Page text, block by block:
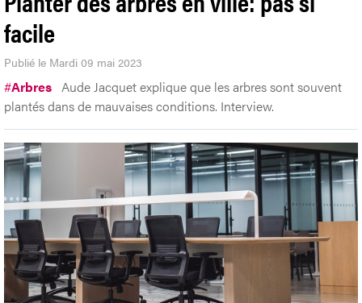
facile
Publié le Mardi 09 mai 2023
#Arbres Aude Jacquet explique que les arbres sont souvent
plantés dans de mauvaises conditions. Interview.